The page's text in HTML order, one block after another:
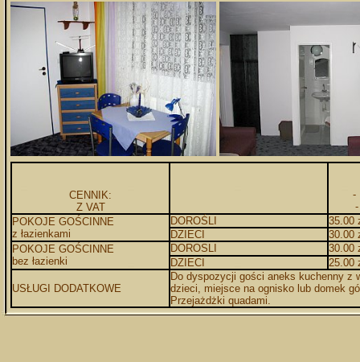
CENNIK:
Z VAT
-
POKOJE GOŚCINNE
z łazienkami
DOROŚLI
35.00
DZIECI
30.00
POKOJE GOŚCINNE
bez łazienki
DOROSLI
30.00
DZIECI
25.00
USŁUGI DODATKOWE
Do dyspozycji gości aneks kuchenny z
dzieci, miejsce na ognisko lub domek
Przejażdżki quadami.